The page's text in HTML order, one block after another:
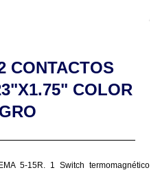
CONTACTOS
COLOR
5-15R. 1 Switch termomagnético